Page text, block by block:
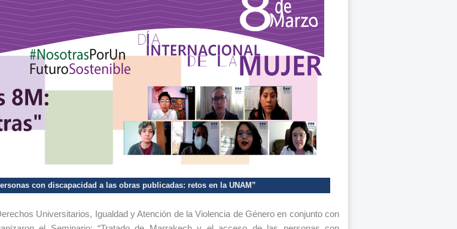
con discapacidad a las obras publicadas: retos en la UNAM”
Universitarios, Igualdad y Atención de la Violencia de Género en conjunto con